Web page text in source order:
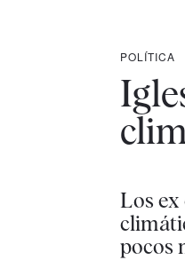
POLÍTICA
Los
pocos